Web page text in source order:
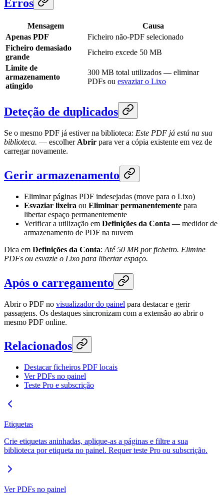
Erros
Mensagem
Causa
Apenas PDF
Ficheiro não-PDF selecionado
Ficheiro demasiado
grande
Ficheiro excede 50 MB
Limite de
armazenamento
atingido
300 MB total utilizados — eliminar
PDFs ou esvaziar o Lixo
Deteção de duplicados
Se o mesmo PDF já estiver na biblioteca: Este PDF já está na sua
biblioteca. — escolher Abrir para ver a cópia existente em vez de
carregar novamente.
Gerir armazenamento
Eliminar páginas PDF indesejadas (move para o Lixo)
Esvaziar lixeira ou Eliminar permanentemente para
libertar espaço permanentemente
Verificar a utilização em Definições da Conta — medidor de
armazenamento de PDF na nuvem
Dica em Definições da Conta: Até 50 MB por ficheiro. Elimine
PDFs ou esvazie o Lixo para libertar espaço.
Após o carregamento
Abrir o PDF no visualizador do painel para destacar e gerir
passagens. Os destaques sincronizam com a extensão ao abrir o
mesmo PDF online.
Relacionados
Destacar ficheiros PDF locais
Ver PDFs no painel
Teste Pro e subscrição
Etiquetas
Crie etiquetas aninhadas, aplique-as a páginas e filtre a sua
biblioteca por etiqueta no painel. Requer teste Pro ou subscrição.
Ver PDFs no painel